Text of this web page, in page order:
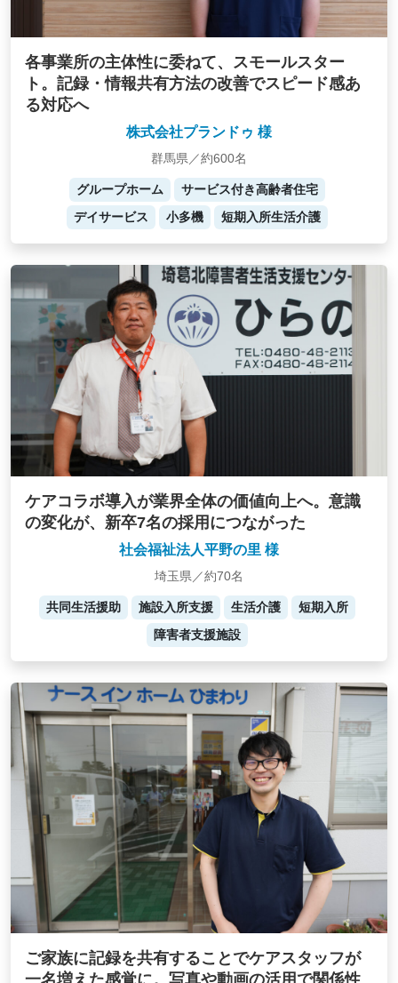
各事業所の主体性に委ねて、スモールスター
ト。記録・情報共有方法の改善でスピード感あ
る対応へ
株式会社プランドゥ 様
群馬県／約600名
グループホーム
サービス付き高齢者住宅
デイサービス
小多機 短期入所生活介護
ケアコラボ導入が業界全体の価値向上へ。意識
の変化が、新卒7名の採用につながった
社会福祉法人平野の里 様
埼玉県／約70名
共同生活援助 施設入所支援 生活介護
短期入所
障害者支援施設
ご家族に記録を共有することでケアスタッフが